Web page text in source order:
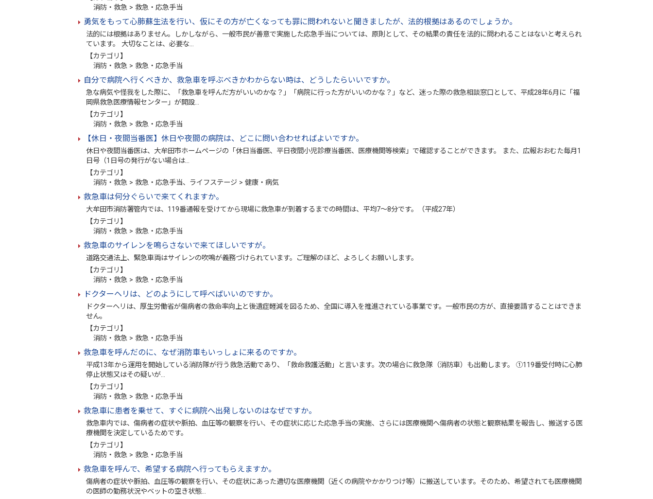
消防・救急 > 救急・応急手当
勇気をもって心肺蘇生法を行い、仮にその方が亡くなっても罪に問われないと聞きましたが、法的根拠はあるのでしょうか。
法的には根拠はありません。しかしながら、一般市民が善意で実施した応急手当については、原則として、その結果の責任を法的に問われることはないと考えられ
ています。 大切なことは、必要な…
【カテゴリ】
消防・救急 > 救急・応急手当
自分で病院へ行くべきか、救急車を呼ぶべきかわからない時は、どうしたらいいですか。
急な病気や怪我をした際に、「救急車を呼んだ方がいいのかな？」「病院に行った方がいいのかな？」など、迷った際の救急相談窓口として、平成28年6月に「福
岡県救急医療情報センター」が開設…
【カテゴリ】
消防・救急 > 救急・応急手当
【休日・夜間当番医】休日や夜間の病院は、どこに問い合わせればよいですか。
休日や夜間当番医は、大牟田市ホームページの「休日当番医、平日夜間小児診療当番医、医療機関等検索」で確認することができます。 また、広報おおむた毎月1
日号（1日号の発行がない場合は…
【カテゴリ】
消防・救急 > 救急・応急手当、ライフステージ > 健康・病気
救急車は何分ぐらいで来てくれますか。
大牟田市消防署管内では、119番通報を受けてから現場に救急車が到着するまでの時間は、平均7～8分です。（平成27年）
【カテゴリ】
消防・救急 > 救急・応急手当
救急車のサイレンを鳴らさないで来てほしいですが。
道路交通法上、緊急車両はサイレンの吹鳴が義務づけられています。ご理解のほど、よろしくお願いします。
【カテゴリ】
消防・救急 > 救急・応急手当
ドクターヘリは、どのようにして呼べばいいのですか。
ドクターヘリは、厚生労働省が傷病者の救命率向上と後遺症軽減を図るため、全国に導入を推進されている事業です。一般市民の方が、直接要請することはできま
せん。
【カテゴリ】
消防・救急 > 救急・応急手当
救急車を呼んだのに、なぜ消防車もいっしょに来るのですか。
平成13年から運用を開始している消防隊が行う救急活動であり、「救命救護活動」と言います。次の場合に救急隊（消防車）も出動します。 ①119番受付時に心肺
停止状態又はその疑いが…
【カテゴリ】
消防・救急 > 救急・応急手当
救急車に患者を乗せて、すぐに病院へ出発しないのはなぜですか。
救急車内では、傷病者の症状や脈拍、血圧等の観察を行い、その症状に応じた応急手当の実施、さらには医療機関へ傷病者の状態と観察結果を報告し、搬送する医
療機関を決定しているためです。
【カテゴリ】
消防・救急 > 救急・応急手当
救急車を呼んで、希望する病院へ行ってもらえますか。
傷病者の症状や脈拍、血圧等の観察を行い、その症状にあった適切な医療機関（近くの病院やかかりつけ等）に搬送しています。そのため、希望されても医療機関
の医師の勤務状況やベットの空き状態…